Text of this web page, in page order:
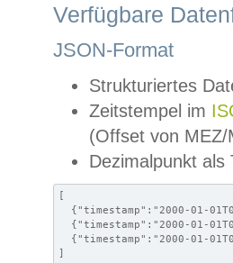
Verfügbare
JSON-Format
Strukturiertes
Zeitstempel im
(Offset von MEZ/
Dezimalpunkt als
[
{"timestamp":"2000-01-
{"timestamp":"2000-01-
{"timestamp":"2000-01-
]